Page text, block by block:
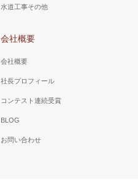
水道工事その他
会社概要
会社概要
社長プロフィール
コンテスト連続受賞
BLOG
お問い合わせ